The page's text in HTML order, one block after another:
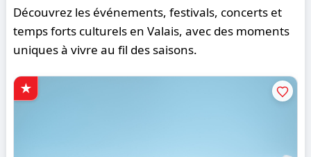
Découvrez les événements, festivals, concerts et
temps forts culturels en Valais, avec des moments
uniques à vivre au fil des saisons.